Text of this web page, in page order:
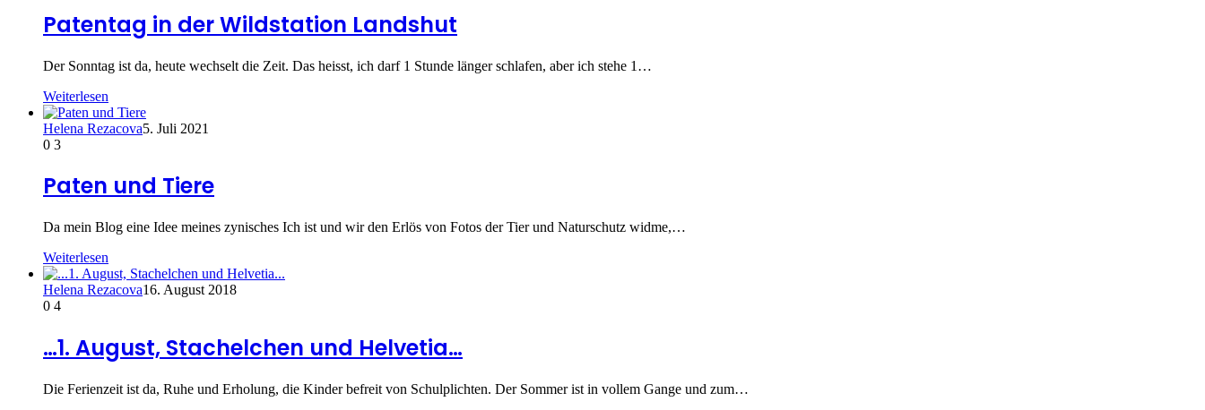
Patentag in der Wildstation Landshut
Der Sonntag ist da, heute wechselt die Zeit. Das heisst, ich darf 1 Stunde länger schlafen, aber ich stehe 1…
Weiterlesen
Helena Rezacova5. Juli 2021
0 3
Paten und Tiere
Da mein Blog eine Idee meines zynisches Ich ist und wir den Erlös von Fotos der Tier und Naturschutz widme,…
Weiterlesen
Helena Rezacova16. August 2018
0 4
…1. August, Stachelchen und Helvetia…
Die Ferienzeit ist da, Ruhe und Erholung, die Kinder befreit von Schulplichten. Der Sommer ist in vollem Gange und zum…